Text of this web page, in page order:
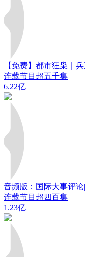
【免费】都市狂枭｜
连载节目超五千集
6.22亿
音频版：国际大事评
连载节目超四百集
1.23亿